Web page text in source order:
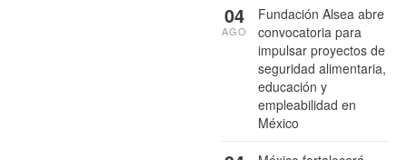
Fundación Alsea abre
convocatoria para
impulsar proyectos de
seguridad alimentaria,
educación y
empleabilidad en
México
04
AGO